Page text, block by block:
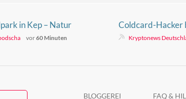
in Kep – Natur
vor60 Minuten
Coldcard-Hacker
1,94 Millionen
Kryptonews
BLOGGEREI FAQ &